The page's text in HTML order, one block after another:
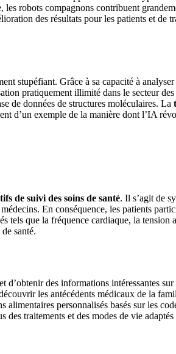
robots compagnons contribuent
des résultats pour les patients et de
stupéfiant. Grâce à sa capacité à
pratiquement illimité dans le secteur
de données de structures moléculaires. La
d’un exemple de la manière dont l’IA
de suivi des soins de santé. Il s’agit de
En conséquence, les patients
tels que la fréquence cardiaque, la
santé.
d’obtenir des informations intéressantes
les antécédents médicaux de la
personnalisés basés sur les
traitements et des modes de vie